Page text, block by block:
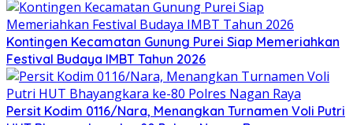
Kontingen Kecamatan Gunung Purei Siap Memeriahkan
Festival Budaya IMBT Tahun 2026
Persit Kodim 0116/Nara, Menangkan Turnamen Voli Putri